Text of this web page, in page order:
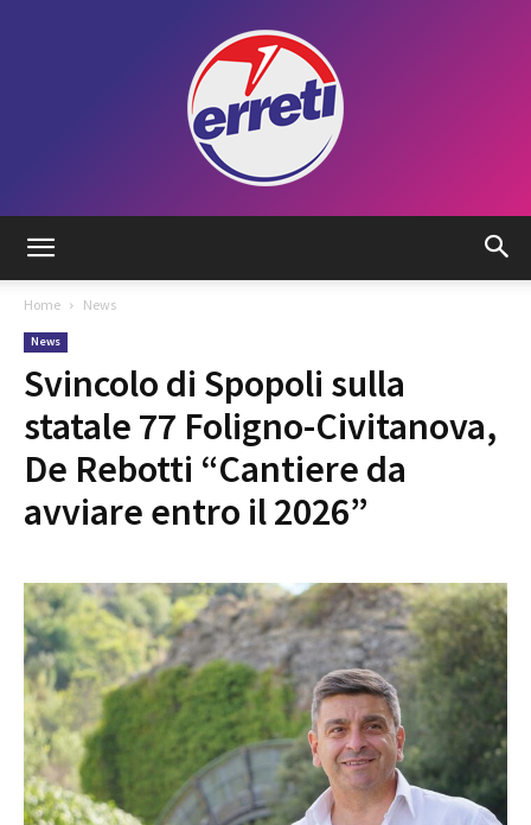
Home News
News
Svincolo di Spopoli sulla
statale 77 Foligno-Civitanova,
De Rebotti “Cantiere da
avviare entro il 2026”